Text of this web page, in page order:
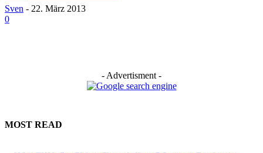
Sven - 22. März 2013
0
- Advertisment -
MOST READ